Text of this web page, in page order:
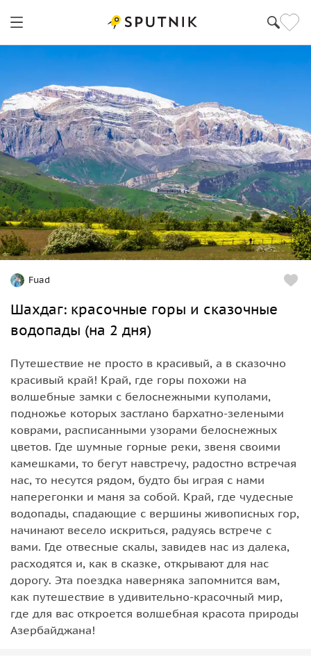
Fuad
Шахдаг: красочные горы и сказочные
водопады (на 2 дня)
Путешествие не просто в красивый, а в сказочно
красивый край! Край, где горы похожи на
волшебные замки с белоснежными куполами,
подножье которых застлано бархатно-зелеными
коврами, расписанными узорами белоснежных
цветов. Где шумные горные реки, звеня своими
камешками, то бегут навстречу, радостно встречая
нас, то несутся рядом, будто бы играя с нами
наперегонки и маня за собой. Край, где чудесные
водопады, спадающие с вершины живописных гор,
начинают весело искриться, радуясь встрече с
вами. Где отвесные скалы, завидев нас из далека,
расходятся и, как в сказке, открывают для нас
дорогу. Эта поездка наверняка запомнится вам,
как путешествие в удивительно-красочный мир,
где для вас откроется волшебная красота природы
Азербайджана!